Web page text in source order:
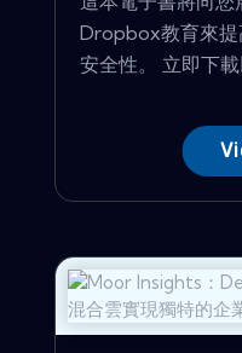
Dropbox教育來提
安全性。 立即下載